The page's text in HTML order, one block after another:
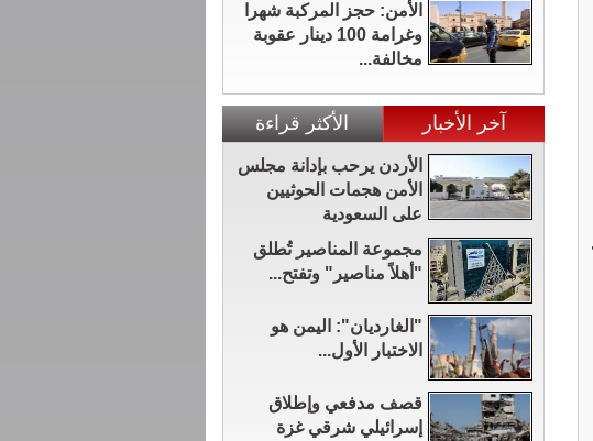
الأمن: حجز المركبة شهرا
وغرامة 100 دينار عقوبة
مخالفة...
آخر الأخبار الأكثر قراءة
الأردن يرحب بإدانة مجلس
الأمن هجمات الحوثيين
على السعودية
مجموعة المناصير تُطلق
"أهلاً مناصير" وتفتح...
"الغارديان": اليمن هو
الاختبار الأول...
قصف مدفعي وإطلاق
إسرائيلي شرقي غزة